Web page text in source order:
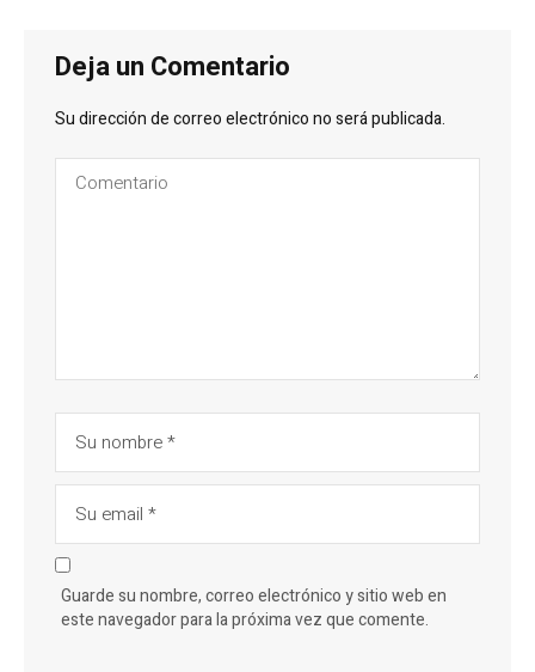
Deja un Comentario
Su dirección de correo electrónico no será publicada.
Guarde su nombre, correo electrónico y sitio web en
este navegador para la próxima vez que comente.